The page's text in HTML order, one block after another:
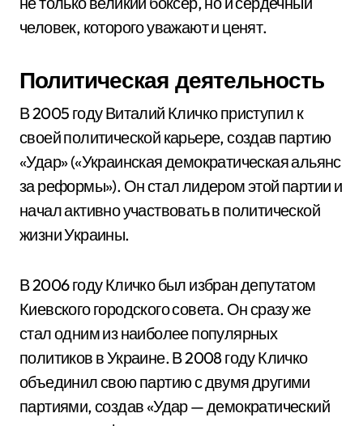
человек, которого уважают и ценят.
Политическая деятельность
В 2005 году Виталий Кличко приступил к
своей политической карьере, создав партию
«Удар» («Украинская демократическая альянс
за реформы»). Он стал лидером этой партии и
начал активно участвовать в политической
жизни Украины.
В 2006 году Кличко был избран депутатом
Киевского городского совета. Он сразу же
стал одним из наиболее популярных
политиков в Украине. В 2008 году Кличко
объединил свою партию с двумя другими
партиями, создав «Удар — демократический